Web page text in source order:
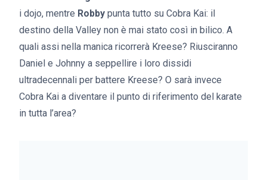
i dojo, mentre Robby punta tutto su Cobra Kai: il
destino della Valley non è mai stato così in bilico. A
quali assi nella manica ricorrerà Kreese? Riusciranno
Daniel e Johnny a seppellire i loro dissidi
ultradecennali per battere Kreese? O sarà invece
Cobra Kai a diventare il punto di riferimento del karate
in tutta l’area?